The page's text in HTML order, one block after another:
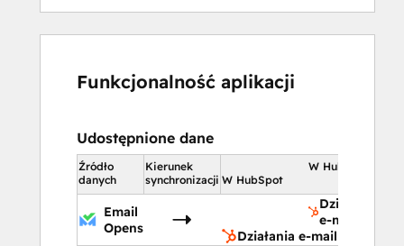
Funkcjonalność aplikacji
Udostępnione dane
Źródło
danych
Kierunek
synchronizacji
W HubSpot
W HubSpot
Email
Opens
Działania
e-mail
Działania e-mail